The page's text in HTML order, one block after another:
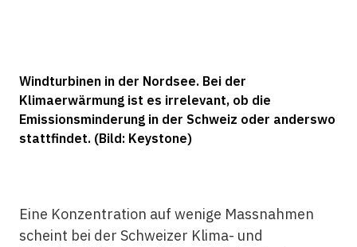
Windturbinen in der Nordsee. Bei der
Klimaerwärmung ist es irrelevant, ob die
Emissionsminderung in der Schweiz oder anderswo
stattfindet. (Bild: Keystone)
Eine Konzentration auf wenige Massnahmen
scheint bei der Schweizer Klima- und